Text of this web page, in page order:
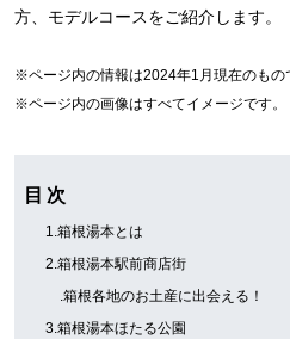
方、モデルコースをご紹介します。
※ページ内の情報は2024年1月現在のもの
※ページ内の画像はすべてイメージです。
目 次
1.箱根湯本とは
2.箱根湯本駅前商店街
.箱根各地のお土産に出会える！
3.箱根湯本ほたる公園